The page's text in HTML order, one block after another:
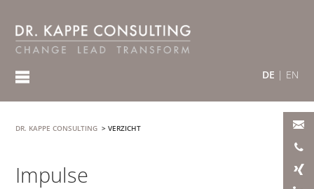
DE | EN
DR. KAPPE CONSULTING >VERZICHT
Impulse